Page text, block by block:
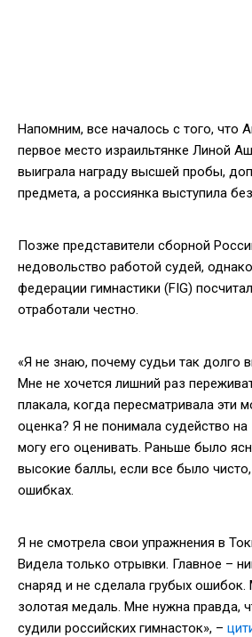
Напомним, все началось с того, что
первое место израильтянке Линой
выиграла награду высшей пробы,
предмета, а россиянка выступила
Позже представители сборной
недовольство работой судей,
федерации гимнастики (FIG)
отработали честно.
«Я не знаю, почему судьи так долго
Мне не хочется лишний раз
плакала, когда пересматривала эти
оценка? Я не понимала судейство на
могу его оценивать. Раньше было
высокие баллы, если все было
ошибках.
Я не смотрела свои упражнения в
Видела только отрывки. Главное –
снаряд и не сделала грубых ошибок.
золотая медаль. Мне нужна правда,
судили российских гимнасток», –